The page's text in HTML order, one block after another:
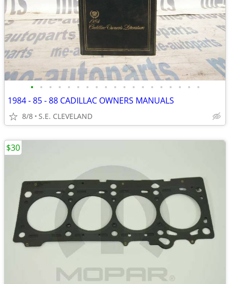
• • • • • • • • • • • • • • • • • • •
1984 - 85 - 88 CADILLAC OWNERS MANUALS
8/8 S.E. CLEVELAND
$30